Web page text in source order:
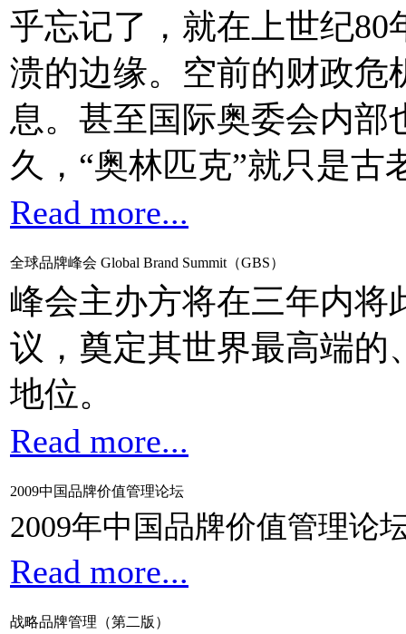
乎忘记了，就在上世纪
溃的边缘。空前的财政危
息。甚至国际奥委会内
久，“奥林匹克”就只是古
Read more...
全球品牌峰会 Global Brand Summit（GBS）
峰会主办方将在三年内将
议，奠定其世界最高端的
地位。
Read more...
2009中国品牌价值管理论坛
2009年中国品牌价值管理论
Read more...
战略品牌管理（第二版）